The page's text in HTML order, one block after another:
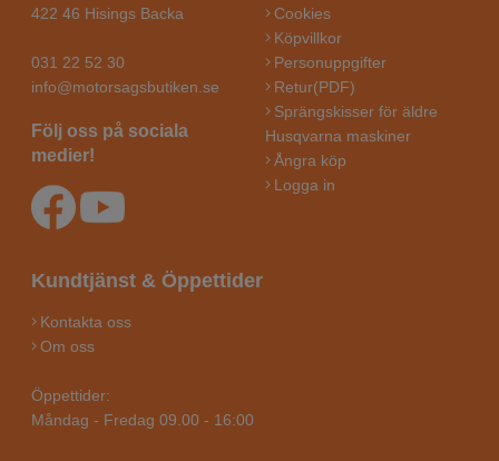
422 46 Hisings Backa
031 22 52 30
info@motorsagsbutiken.se
Följ oss på sociala
medier!
Cookies
Köpvillkor
Personuppgifter
Retur(PDF)
Sprängskisser för äldre
Husqvarna maskiner
Ångra köp
Logga in
Kundtjänst & Öppettider
Kontakta oss
Om oss
Öppettider:
Måndag - Fredag 09.00 - 16:00